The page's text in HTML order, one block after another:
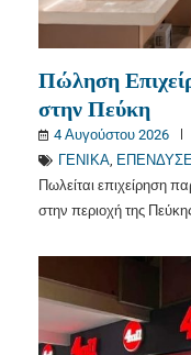
Πώληση
στην Πεύκη
4 Αυγούστου 2026
ΓΕΝΙΚΑ
Πωλείται επιχείρηση
στην περιοχή της